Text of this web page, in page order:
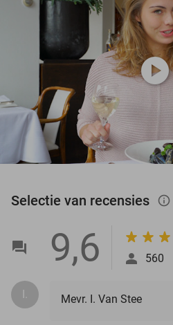
play_circle
Selectie van recensies
9,6 560
I. Mevr. I. Van Stee